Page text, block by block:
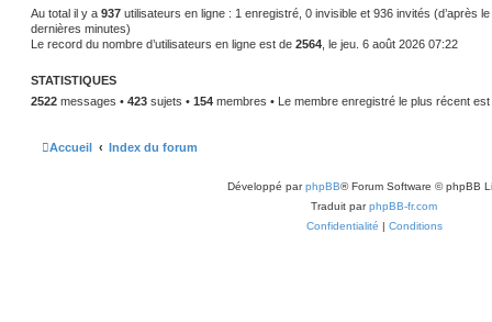
Au total il y a 937 utilisateurs en ligne : 1 enregistré, 0 invisible et 936 invités (d’après
dernières minutes)
Le record du nombre d’utilisateurs en ligne est de 2564 , le jeu. 6 août 2026 07:22
STATISTIQUES
2522 messages • 423 sujets • 154 membres • Le membre enregistré le plus récent est
Accueil Index du forum
Développé parphpBB® Forum Software © phpBB
Traduit parphpBB-fr.com
Confidentialité | Conditions